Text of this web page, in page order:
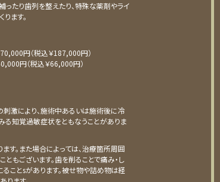
たり⻭列を整えたり、特殊な薬剤やライ
ます。
円（税込￥187,000円）
円（税込￥66,000円）
刺激により、施術中あるいは施術後に冷
る知覚過敏症状をともなうことがありま
す。また場合によっては、治療箇所周囲
もございます。⻭を削ることで痛み・し
ることsがあります。被せ物や詰め物は経